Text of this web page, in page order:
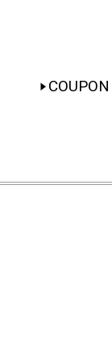
COUPON